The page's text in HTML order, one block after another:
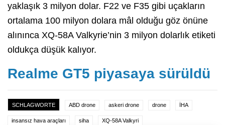
yaklaşık 3 milyon dolar. F22 ve F35 gibi uçakların
ortalama 100 milyon dolara mâl olduğu göz önüne
alınınca XQ-58A Valkyrie’nin 3 milyon dolarlık etiketi
oldukça düşük kalıyor.
Realme GT5 piyasaya sürüldü
SCHLAGWORTE ABD drone askeri drone drone İHA
insansız hava araçları siha XQ-58A Valkyri